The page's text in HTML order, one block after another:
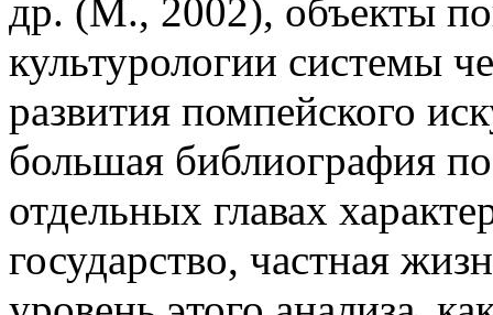
др. (М., 2002), объекты
культурологии системы
развития помпейского
большая библиография
отдельных главах
государство, частная